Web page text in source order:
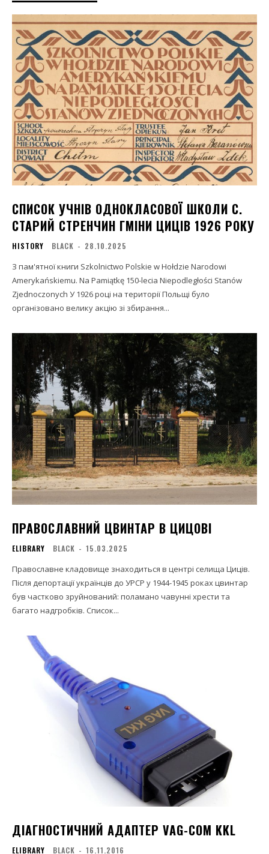
СПИСОК УЧНІВ ОДНОКЛАСОВОЇ ШКОЛИ C.
СТАРИЙ СТРЕНЧИН ГМІНИ ЦИЦІВ 1926 РОКУ
HISTORY BLACK - 28.10.2025
З пам'ятної книги Szkolnictwo Polskie w Hołdzie Narodowi
Amerykańskiemu. Na Pamiątkę 150-lecia Niepodległości Stanów
Zjednoczonych У 1926 році на території Польщі було
організовано велику акцію зі збирання...
ПРАВОСЛАВНИЙ ЦВИНТАР В ЦИЦОВІ
ELIBRARY BLACK - 15.03.2025
Православне кладовище знаходиться в центрі селища Циців.
Після депортації українців до УРСР у 1944-1945 роках цвинтар
був частково зруйнований: поламано чавунні хрести та
багато надгробків. Список...
ДІАГНОСТИЧНИЙ АДАПТЕР VAG-COM KKL
ELIBRARY BLACK - 16.11.2016